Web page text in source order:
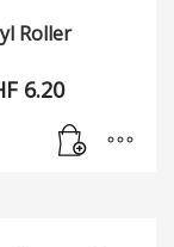
Roller
6.20